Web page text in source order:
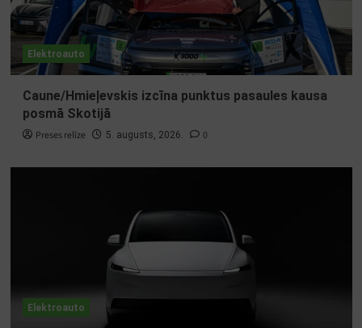
Elektroauto
Caune/Hmieļevskis izcīna punktus pasaules kausa
posmā Skotijā
Preses relīze 5. augusts, 2026. 0
Elektroauto